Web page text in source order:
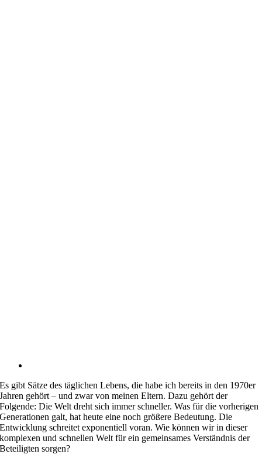
Es gibt Sätze des täglichen Lebens, die habe ich bereits in den 1970er
Jahren gehört – und zwar von meinen Eltern. Dazu gehört der
Folgende: Die Welt dreht sich immer schneller. Was für die vorherigen
Generationen galt, hat heute eine noch größere Bedeutung. Die
Entwicklung schreitet exponentiell voran. Wie können wir in dieser
komplexen und schnellen Welt für ein gemeinsames Verständnis der
Beteiligten sorgen?